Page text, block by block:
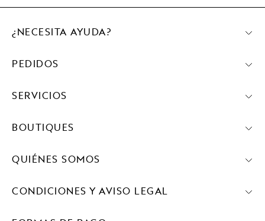
¿NECESITA AYUDA?
PEDIDOS
SERVICIOS
BOUTIQUES
QUIÉNES SOMOS
CONDICIONES Y AVISO LEGAL